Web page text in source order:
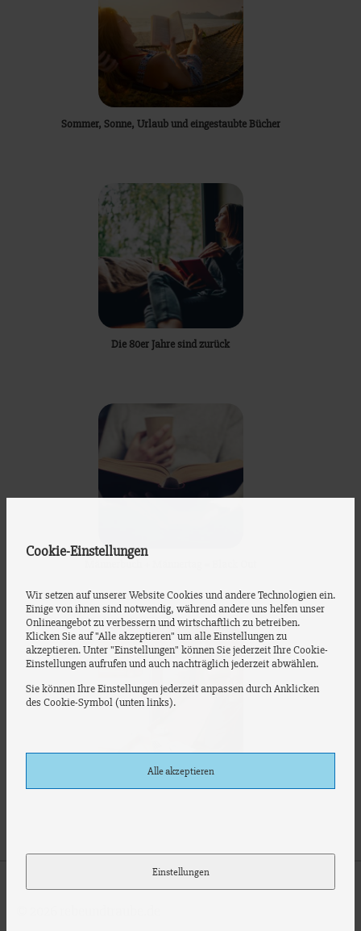
Sommer, Sonne, Urlaub und eingestaubte Bücher
Die 80er Jahre sind zurück
Mutmachbuch für Träumer
Cookie-Einstellungen
Wir setzen auf unserer Website Cookies und andere Technologien ein.
Einige von ihnen sind notwendig, während andere uns helfen unser
Onlineangebot zu verbessern und wirtschaftlich zu betreiben.
Klicken Sie auf "Alle akzeptieren" um alle Einstellungen zu
akzeptieren. Unter "Einstellungen" können Sie jederzeit Ihre Cookie-
Einstellungen aufrufen und auch nachträglich jederzeit abwählen.
Sie können Ihre Einstellungen jederzeit anpassen durch Anklicken
des Cookie-Symbol (unten links).
Alle akzeptieren
Einstellungen